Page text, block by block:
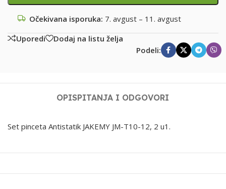
Očekivana isporuka: 7. avgust – 11. avgust
Uporedi
Dodaj na listu želja
Podeli:
OPISPITANJA I ODGOVORI
Set pinceta Antistatik JAKEMY JM-T10-12, 2 u1.